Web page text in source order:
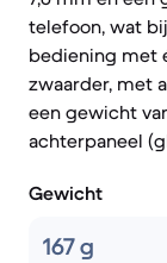
telefoon, wat
bediening met
zwaarder, met
een gewicht
achterpaneel
Gewicht
167 g